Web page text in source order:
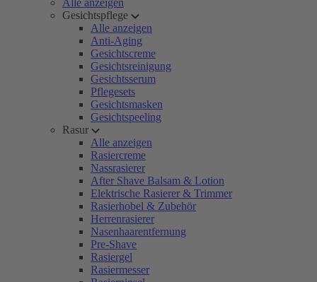
Alle anzeigen
Gesichtspflege
Alle anzeigen
Anti-Aging
Gesichtscreme
Gesichtsreinigung
Gesichtsserum
Pflegesets
Gesichtsmasken
Gesichtspeeling
Rasur
Alle anzeigen
Rasiercreme
Nassrasierer
After Shave Balsam & Lotion
Elektrische Rasierer & Trimmer
Rasierhobel & Zubehör
Herrenrasierer
Nasenhaarentfernung
Pre-Shave
Rasiergel
Rasiermesser